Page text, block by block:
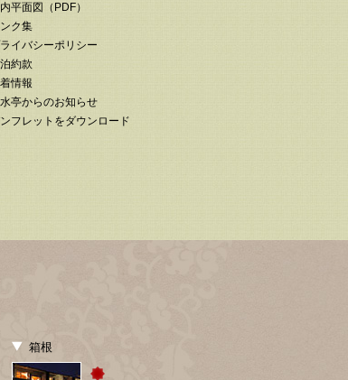
平面図（PDF）
ク集
イバシーポリシー
約款
情報
亭からのお知らせ
フレットをダウンロード
箱根